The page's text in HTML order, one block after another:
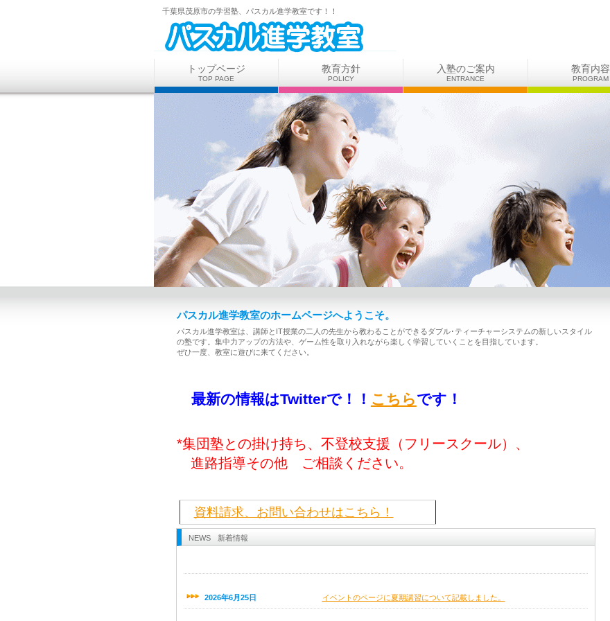
千葉県茂原市の学習塾、パスカル進学教室です！！
パスカル進学教室のホームページへようこそ。
パスカル進学教室は、講師とIT授業の二人の先生から教わることができるダブル･ティーチャーシステムの新しいスタイル
の塾です。集中力アップの方法や、ゲーム性を取り入れながら楽しく学習していくことを目指しています。
ぜひ一度、教室に遊びに来てください。
最新の情報はTwitterで！！ こちらです！
*集団塾との掛け持ち、不登校支援（フリースクール）、
進路指導その他 ご相談ください。
資料請求、お問い合わせはこちら！
NEWS 新着情報
2026年6月25日 イベントのページに夏期講習について記載しました。
トップページ
TOP PAGE
教育方針
POLICY
入塾のご案内
ENTRANCE
教育内容
PROGRAM